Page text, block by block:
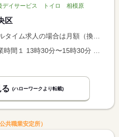
デイサービス トイロ 相模原
区
換算額）、パート求人の場合は時間額を表示しています。
(ハローワークより転載)
共職業安定所）